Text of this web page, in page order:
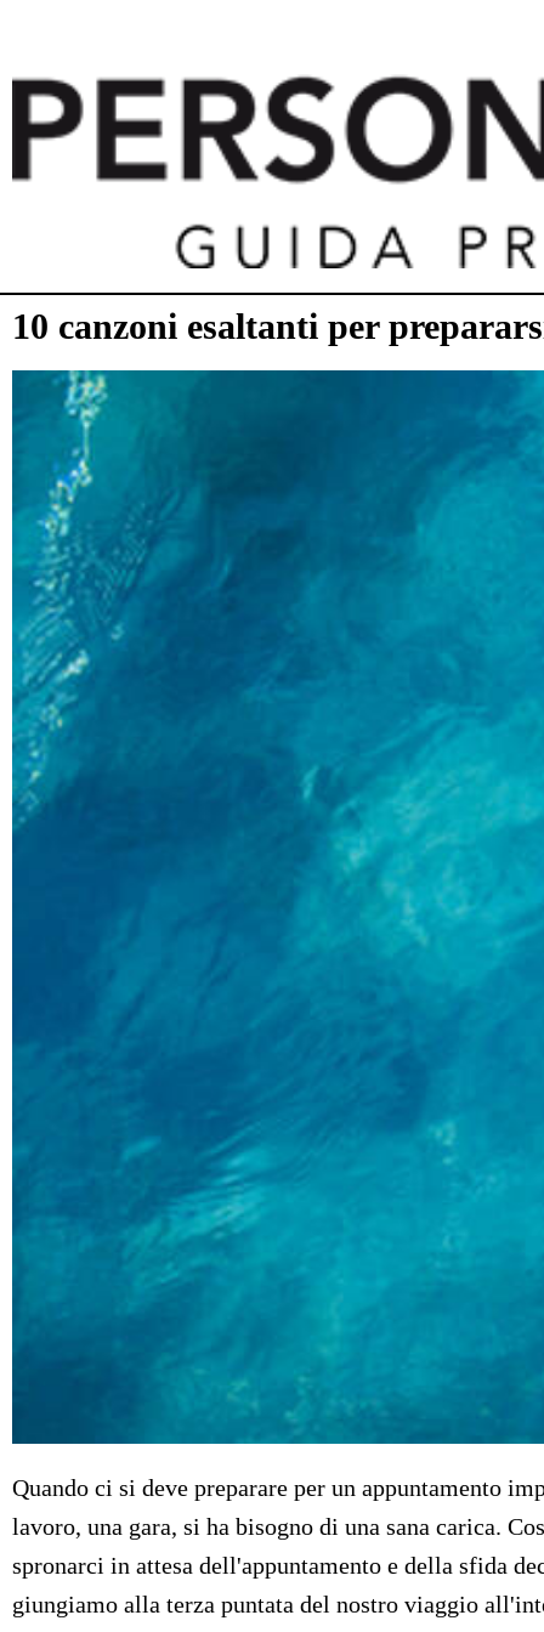
10 canzoni esaltanti per
Quando ci si deve preparare per un appuntamento
lavoro, una gara, si ha bisogno di una sana carica.
spronarci in attesa dell'appuntamento e della sfida
giungiamo alla terza puntata del nostro viaggio